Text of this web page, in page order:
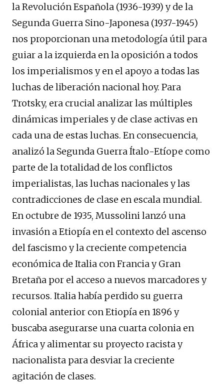
la Revolución Española (1936-1939) y de la
Segunda Guerra Sino-Japonesa (1937-1945)
nos proporcionan una metodología útil para
guiar a la izquierda en la oposición a todos
los imperialismos y en el apoyo a todas las
luchas de liberación nacional hoy. Para
Trotsky, era crucial analizar las múltiples
dinámicas imperiales y de clase activas en
cada una de estas luchas. En consecuencia,
analizó la Segunda Guerra Ítalo-Etíope como
parte de la totalidad de los conflictos
imperialistas, las luchas nacionales y las
contradicciones de clase en escala mundial.
En octubre de 1935, Mussolini lanzó una
invasión a Etiopía en el contexto del ascenso
del fascismo y la creciente competencia
económica de Italia con Francia y Gran
Bretaña por el acceso a nuevos marcadores y
recursos. Italia había perdido su guerra
colonial anterior con Etiopía en 1896 y
buscaba asegurarse una cuarta colonia en
África y alimentar su proyecto racista y
nacionalista para desviar la creciente
agitación de clases.